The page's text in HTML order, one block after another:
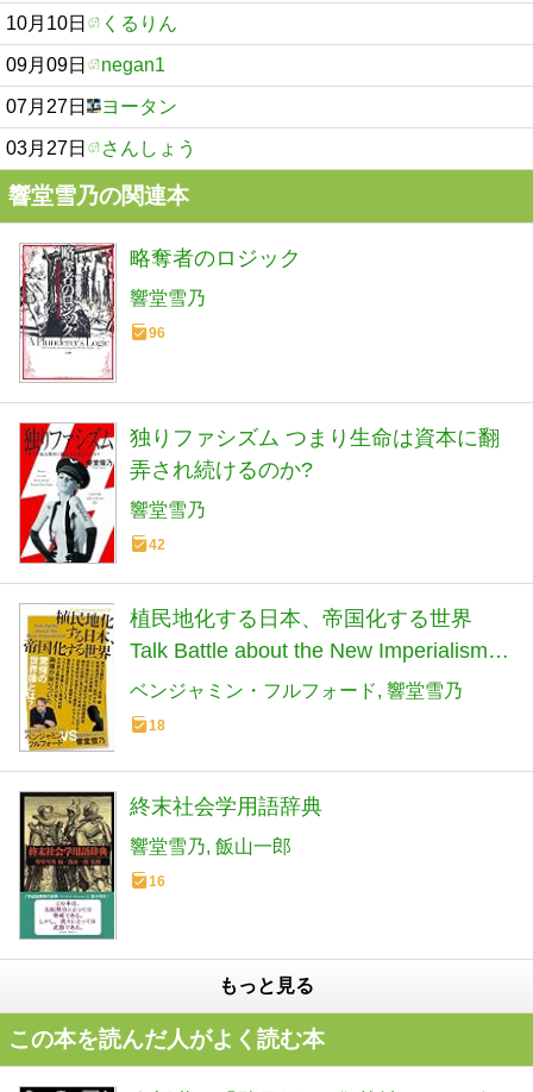
10月10日 くるりん
09月09日 negan1
07月27日 ヨータン
03月27日 さんしょう
響堂雪乃の関連本
略奪者のロジック
響堂雪乃
96
独りファシズム つまり生命は資本に翻
弄され続けるのか?
響堂雪乃
42
植民地化する日本、帝国化する世界
Talk Battle about the New Imperialism
(Knock-the-knowing 18)
ベンジャミン・フルフォード 響堂雪乃
18
終末社会学用語辞典
響堂雪乃 飯山一郎
16
もっと見る
この本を読んだ人がよく読む本